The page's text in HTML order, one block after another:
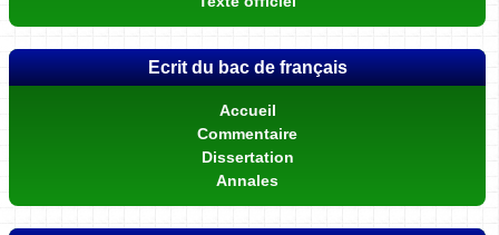
Ecrit du bac de français
Accueil
Commentaire
Dissertation
Annales